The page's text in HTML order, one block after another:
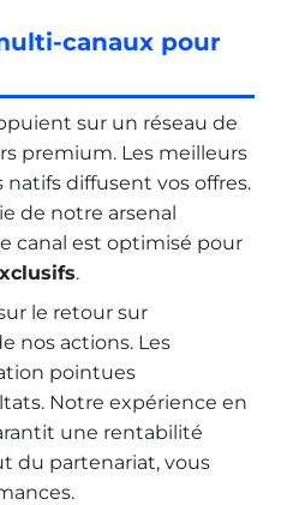
canaux pour
sur un réseau de
premium. Les meilleurs
diffusent vos offres.
de notre arsenal
canal est optimisé pour
.
le retour sur
nos actions. Les
pointues
Notre expérience en
une rentabilité
du partenariat, vous